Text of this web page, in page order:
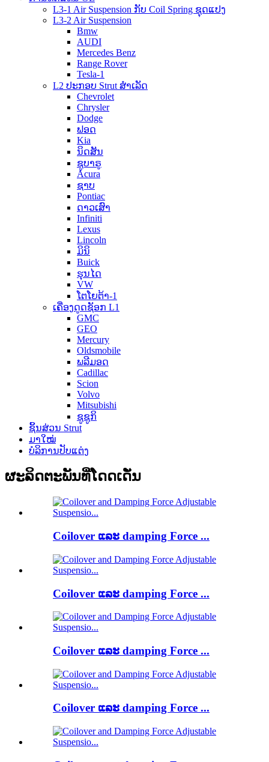
L3-1 Air Suspension ກັບ Coil Spring ຊຸດແປງ
L3-2 Air Suspension
Bmw
AUDI
Mercedes Benz
Range Rover
Tesla-1
L2 ປະກອບ Strut ສໍາເລັດ
Chevrolet
Chrysler
Dodge
ຟອດ
Kia
ນິດສັນ
ຊູບາຣູ
Acura
ຊາບ
Pontiac
ດາວເສົາ
Infiniti
Lexus
Lincoln
ມິນິ
Buick
ຮຸນໄດ
VW
ໂຕໂຍຕ້າ-1
ເຄື່ອງດູດຊັອກ L1
GMC
GEO
Mercury
Oldsmobile
ພລີມອດ
Cadillac
Scion
Volvo
Mitsubishi
ຊູຊູກິ
ຊິ້ນສ່ວນ Strut
ມາໃໝ່
ບໍລິການປັບແຕ່ງ
ຜະລິດຕະພັນທີ່ໂດດເດັ່ນ
Coilover ແລະ damping Force ...
Coilover ແລະ damping Force ...
Coilover ແລະ damping Force ...
Coilover ແລະ damping Force ...